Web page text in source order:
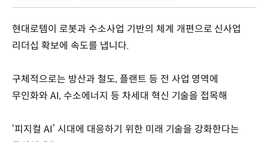
현대로템이 로봇과 수소사업 기반의 체계 개편으로 신사업
리더십 확보에 속도를 냅니다.
구체적으로는 방산과 철도, 플랜트 등 전 사업 영역에
무인화와 AI, 수소에너지 등 차세대 혁신 기술을 접목해
‘피지컬 AI’ 시대에 대응하기 위한 미래 기술을 강화한다는